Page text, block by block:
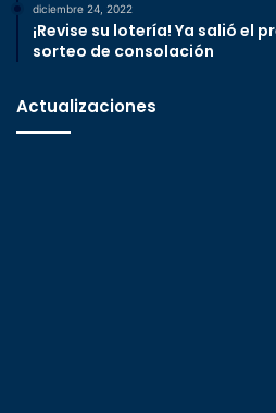
diciembre 24, 2022
¡Revise su lotería! Ya salió el
sorteo de consolación
Actualizaciones